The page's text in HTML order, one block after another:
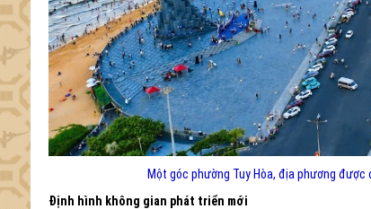
Một góc phường Tuy Hòa, địa phương
Định hình không gian phát triển mới